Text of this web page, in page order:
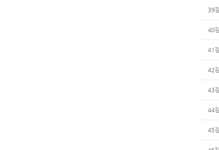
39
40
41
42
43
44
45